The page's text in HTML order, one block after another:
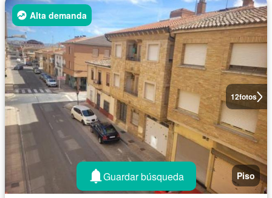
12fotos
Alta demanda
Piso
Guardar búsqueda